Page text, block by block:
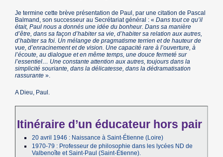
Je termine cette brève présentation de Paul, par une citation de Pascal
Balmand, son successeur au Secrétariat général : «Dans tout ce qu’il
était, Paul nous a donnés une idée du bonheur. Dans sa manière
d’être, dans sa façon d’habiter sa vie, d’habiter sa relation aux autres,
d’habiter sa foi. Un mélange de pragmatisme terrien et de hauteur de
vue, d’enracinement et de vision. Une capacité rare à l’ouverture, à
l’écoute, au dialogue et en même temps, une douce fermeté sur
l’essentiel… Une constante attention aux autres, toujours dans la
simplicité souriante, dans la délicatesse, dans la dédramatisation
rassurante ».
A Dieu, Paul.
Itinéraire d’un éducateur hors pair
20 avril 1946 : Naissance à Saint-Étienne (Loire)
1970-79 : Professeur de philosophie dans les lycées ND de
Valbenoîte et Saint-Paul (Saint-Étienne).